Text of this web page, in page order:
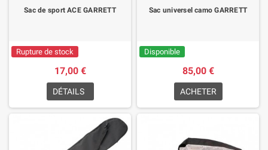
Sac de sport ACE GARRETT
Rupture de stock
17,00 €
DÉTAILS
Sac universel camo GARRETT
Disponible
85,00 €
ACHETER